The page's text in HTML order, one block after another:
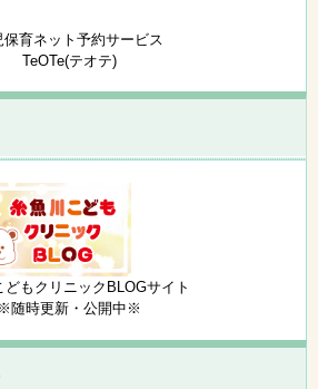
保育ネット予約サービス
TeOTe(テオテ)
どもクリニックBLOGサイト
※随時更新・公開中※